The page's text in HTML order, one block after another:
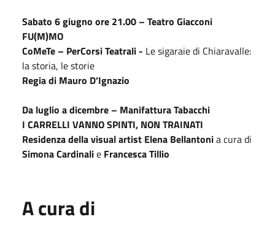
Sabato 6 giugno ore 21.00 – Teatro Giacconi
FU(M)MO
CoMeTe – PerCorsi Teatrali - Le sigaraie di Chiaravalle:
la storia, le storie
Regia di Mauro D’Ignazio
Da luglio a dicembre – Manifattura Tabacchi
I CARRELLI VANNO SPINTI, NON TRAINATI
Residenza della visual artist Elena Bellantonia cura di
Simona Cardinalie Francesca Tillio
A cura di